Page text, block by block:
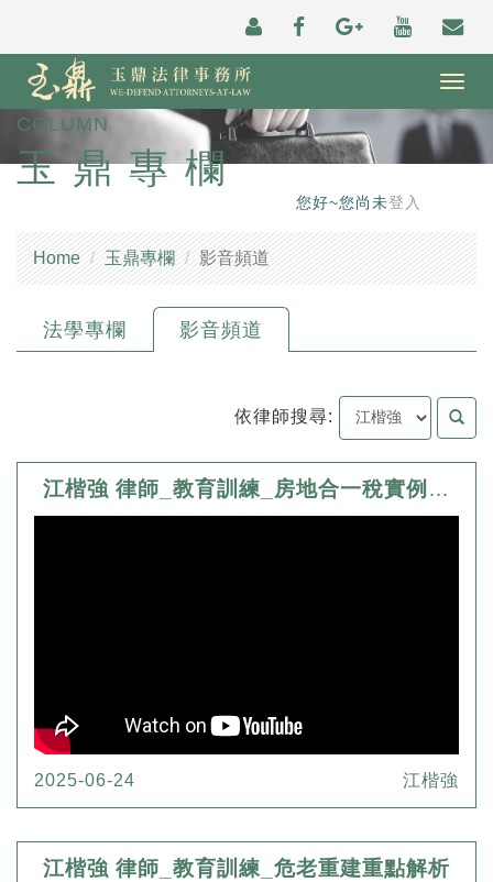
COLUMN
玉鼎專欄
您好~您尚未登入
Home 玉鼎專欄 影音頻道
法學專欄 影音頻道
依律師搜尋:
江楷強 律師_教育訓練_房地合一稅實例解析
2025-06-24 江楷強
江楷強 律師_教育訓練_危老重建重點解析